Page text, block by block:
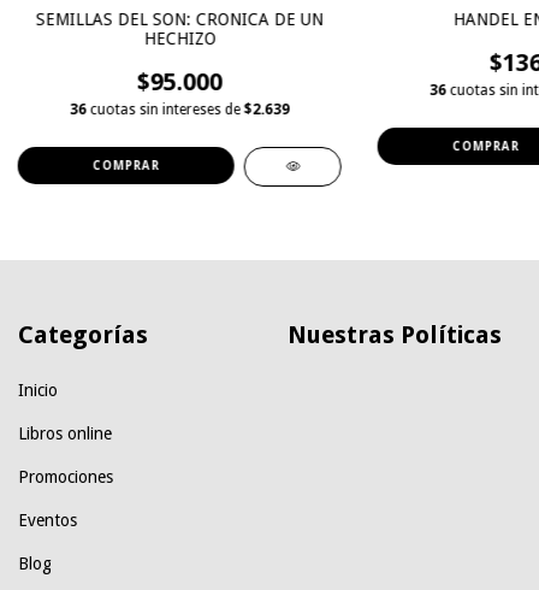
SEMILLAS DEL SON: CRONICA DE UN
HECHIZO
$95.000
36 cuotas sin intereses de$2.639
HANDEL
36 cuotas sin
Categorías
Inicio
Libros online
Promociones
Eventos
Blog
Nuestras Políticas